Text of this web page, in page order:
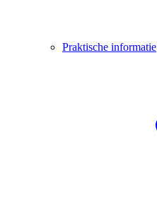
Praktische informatie